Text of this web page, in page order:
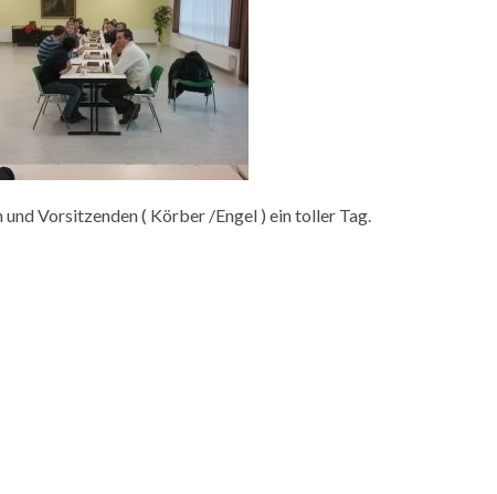
Vorsitzenden ( Körber /Engel ) ein toller Tag.